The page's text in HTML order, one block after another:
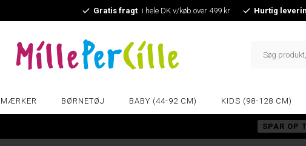
Gratis fragt i hele DK v/køb over 499 kr Hurtig
MÆRKER BØRNETØJ BABY (44-92 CM) KIDS (98-128 CM)
SPAR OP